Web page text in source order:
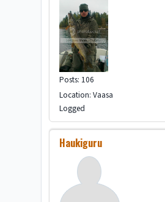
Posts: 106
Location: Vaasa
Logged
Haukiguru